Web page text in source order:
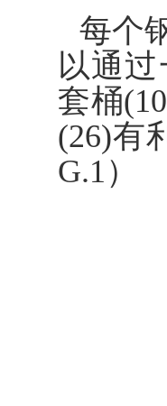
每个
以通
套桶
(26)有
G.1）